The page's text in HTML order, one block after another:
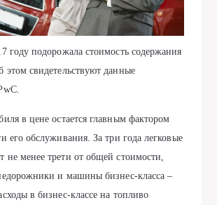
году подорожала стоимость содержания
этом свидетельствуют данные
в цене остается главным фактором
его обслуживания. За три года легковые
не менее трети от общей стоимости,
и машины бизнес-класса –
в бизнес-классе на топливо